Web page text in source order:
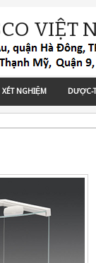
VIỆT
XÉT NGHIỆM DƯỢC-